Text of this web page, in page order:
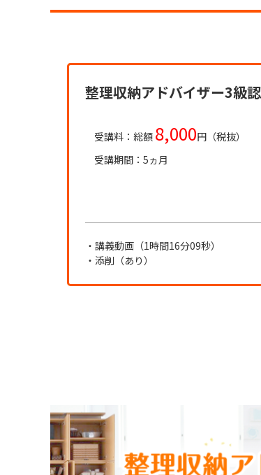
整理収納アドバイザー3級
受講料：総額 8,000円（税抜）
受講期間：5ヵ月
・講義動画（1時間16分09秒）
・添削（あり）